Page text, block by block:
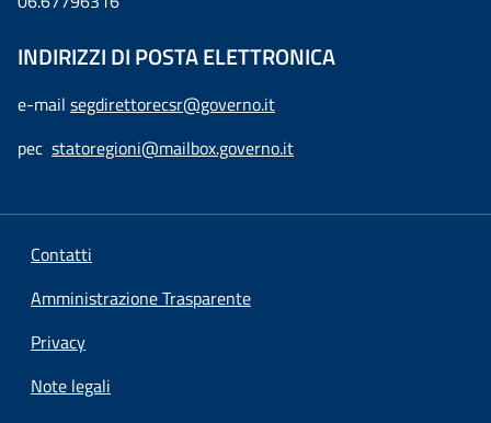
INDIRIZZI DI POSTA ELETTRONICA
e-mail segdirettorecsr@governo.it
pec statoregioni@mailbox.governo.it
Contatti
Amministrazione Trasparente
Privacy
Note legali